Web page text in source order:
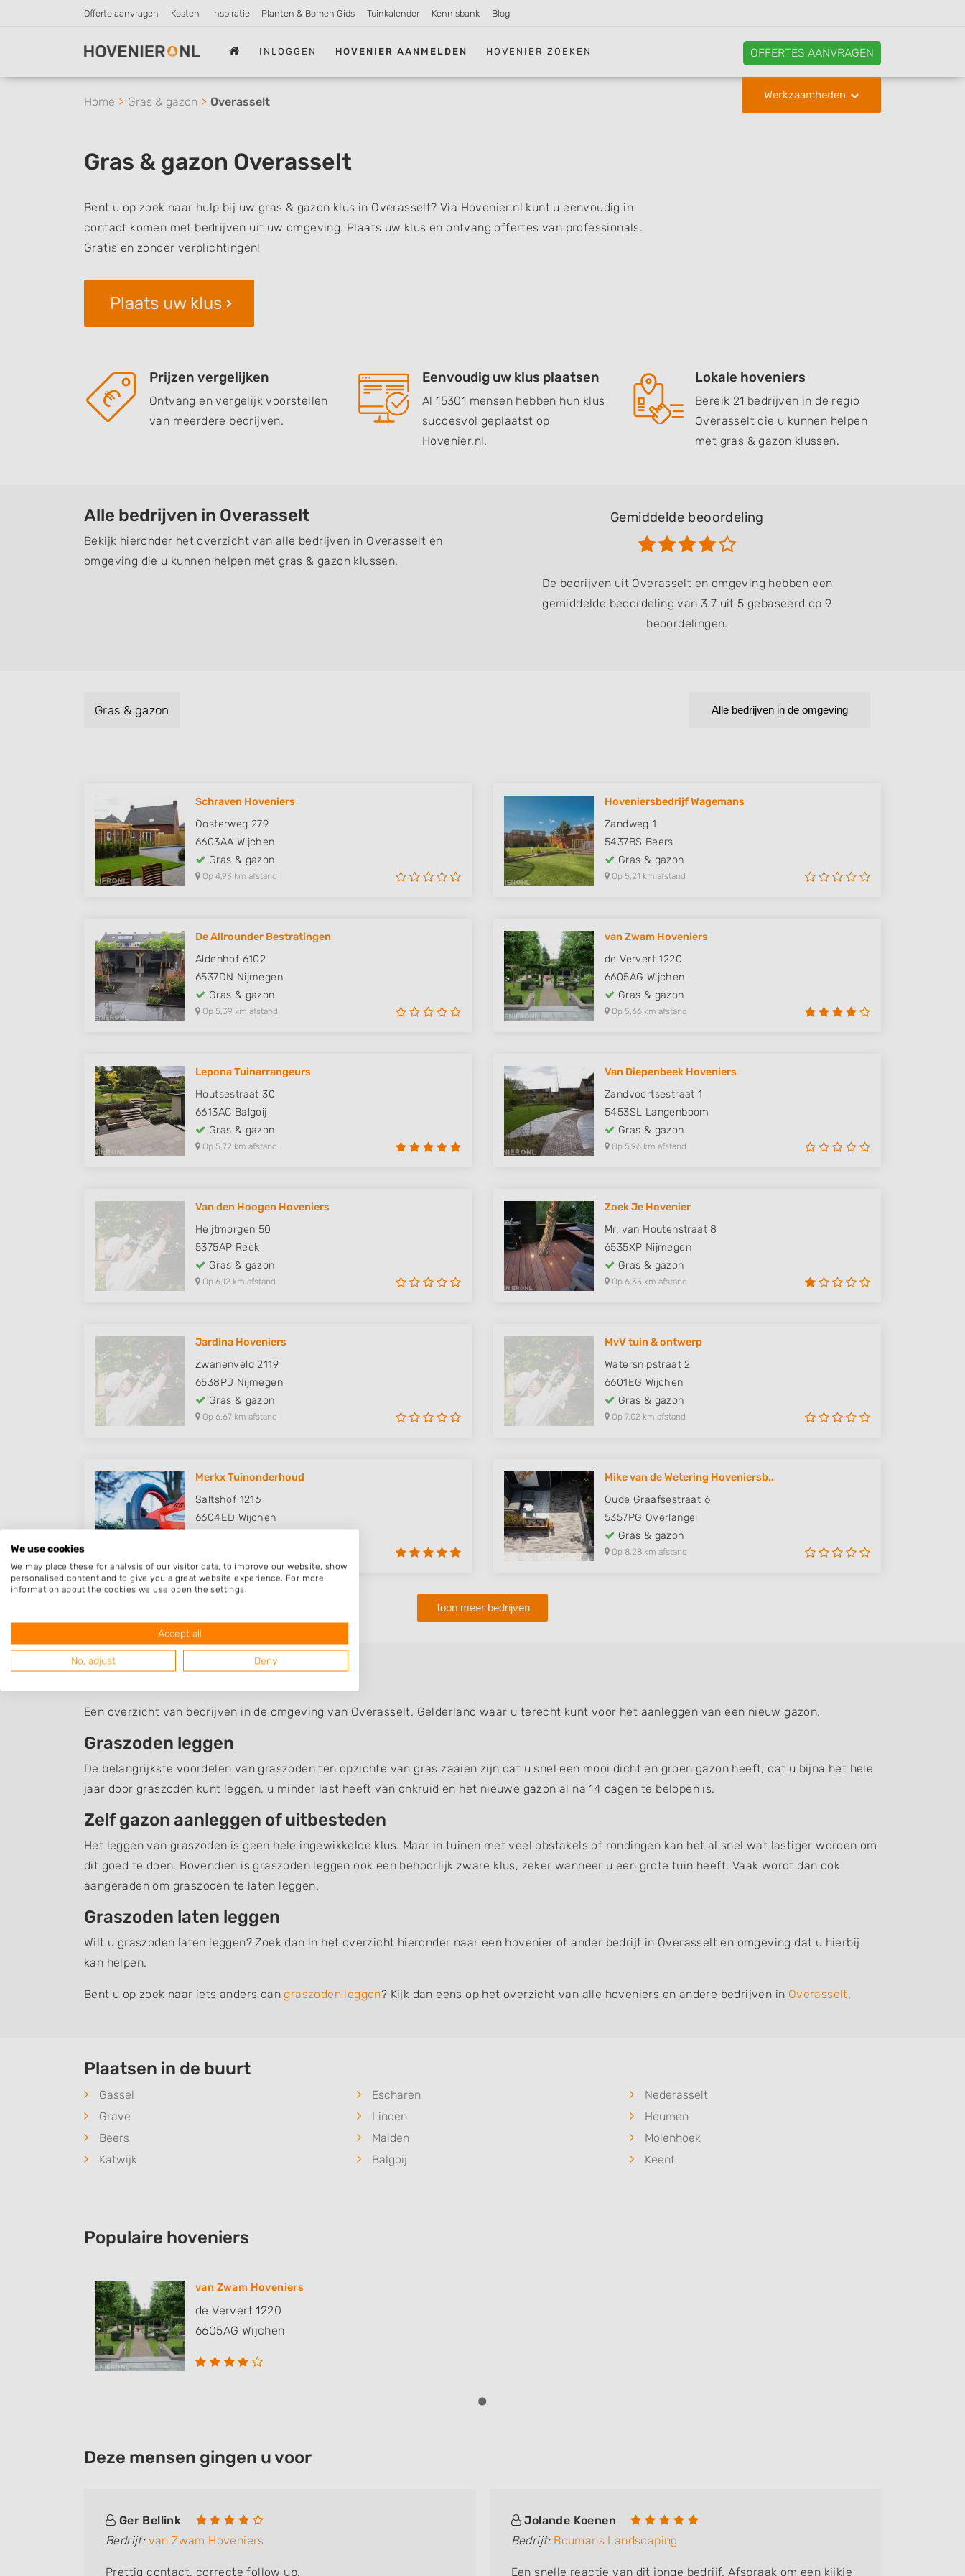
Offerte aanvragen Kosten Inspiratie Planten & Bomen Gids Tuinkalender Kennisbank Blog
INLOGGEN HOVENIER AANMELDEN HOVENIER ZOEKEN OFFERTES AANVRAGEN
Werkzaamheden
Home Gras & gazon Overasselt
Gras & gazon Overasselt
Bent u op zoek naar hulp bij uw gras & gazon klus in Overasselt? Via Hovenier.nl kunt u eenvoudig in
contact komen met bedrijven uit uw omgeving. Plaats uw klus en ontvang offertes van professionals.
Gratis en zonder verplichtingen!
Plaats uw klus
Prijzen vergelijken
Ontvang en vergelijk voorstellen
van meerdere bedrijven.
Eenvoudig uw klus plaatsen
Al 15301 mensen hebben hun klus
succesvol geplaatst op
Hovenier.nl.
Lokale hoveniers
Bereik 21 bedrijven in de regio
Overasselt die u kunnen helpen
met gras & gazon klussen.
Alle bedrijven in Overasselt
Bekijk hieronder het overzicht van alle bedrijven in Overasselt en
omgeving die u kunnen helpen met gras & gazon klussen.
Gemiddelde beoordeling
De bedrijven uit Overasselt en omgeving hebben een
gemiddelde beoordeling van 3.7 uit 5 gebaseerd op 9
beoordelingen.
Gras & gazon Alle bedrijven in de omgeving
Schraven Hoveniers
Oosterweg 279
6603AA Wijchen
Gras & gazon
Op 4,93 km afstand
Hoveniersbedrijf Wagemans
Zandweg 1
5437BS Beers
Gras & gazon
Op 5,21 km afstand
De Allrounder Bestratingen
Aldenhof 6102
6537DN Nijmegen
Gras & gazon
Op 5,39 km afstand
van Zwam Hoveniers
de Ververt 1220
6605AG Wijchen
Gras & gazon
Op 5,66 km afstand
Lepona Tuinarrangeurs
Houtsestraat 30
6613AC Balgoij
Gras & gazon
Op 5,72 km afstand
Van Diepenbeek Hoveniers
Zandvoortsestraat 1
5453SL Langenboom
Gras & gazon
Op 5,96 km afstand
Van den Hoogen Hoveniers
Heijtmorgen 50
5375AP Reek
Gras & gazon
Op 6,12 km afstand
Zoek Je Hovenier
Mr. van Houtenstraat 8
6535XP Nijmegen
Gras & gazon
Op 6,35 km afstand
Jardina Hoveniers
Zwanenveld 2119
6538PJ Nijmegen
Gras & gazon
Op 6,67 km afstand
MvV tuin & ontwerp
Watersnipstraat 2
6601EG Wijchen
Gras & gazon
Op 7,02 km afstand
Merkx Tuinonderhoud
Saltshof 1216
6604ED Wijchen
Mike van de Wetering Hoveniersb..
Oude Graafsestraat 6
5357PG Overlangel
Gras & gazon
Op 8,28 km afstand
Toon meer bedrijven
Graszoden Overasselt
Een overzicht van bedrijven in de omgeving van Overasselt, Gelderland waar u terecht kunt voor het aanleggen van een nieuw gazon.
Graszoden leggen
De belangrijkste voordelen van graszoden ten opzichte van gras zaaien zijn dat u snel een mooi dicht en groen gazon heeft, dat u bijna het hele
jaar door graszoden kunt leggen, u minder last heeft van onkruid en het nieuwe gazon al na 14 dagen te belopen is.
Zelf gazon aanleggen of uitbesteden
Het leggen van graszoden is geen hele ingewikkelde klus. Maar in tuinen met veel obstakels of rondingen kan het al snel wat lastiger worden om
dit goed te doen. Bovendien is graszoden leggen ook een behoorlijk zware klus, zeker wanneer u een grote tuin heeft. Vaak wordt dan ook
aangeraden om graszoden te laten leggen.
Graszoden laten leggen
Wilt u graszoden laten leggen? Zoek dan in het overzicht hieronder naar een hovenier of ander bedrijf in Overasselt en omgeving dat u hierbij
kan helpen.
Bent u op zoek naar iets anders dangraszoden leggen? Kijk dan eens op het overzicht van alle hoveniers en andere bedrijven in Overasselt.
Plaatsen in de buurt
Gassel Escharen
Nederasselt
Grave
Linden
Heumen
Beers
Malden
Molenhoek
Katwijk
Balgoij Keent
Populaire hoveniers
van Zwam Hoveniers
de Ververt 1220
6605AG Wijchen
Deze mensen gingen u voor
Ger Bellink
Bedrijf: van Zwam Hoveniers
Prettig contact, correcte follow up.
Jolande Koenen
Bedrijf: Boumans Landscaping
Een snelle reactie van dit jonge bedrijf. Afspraak om een kijkje
We use cookies
We may place these for analysis of our visitor data, to improve our website, show
personalised content and to give you a great website experience. For more
information about the cookies we use open the settings.
Accept all
No, adjust Deny